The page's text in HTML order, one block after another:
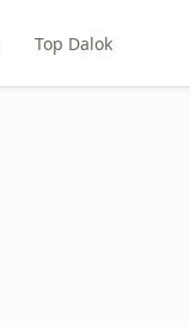
Top Dalok